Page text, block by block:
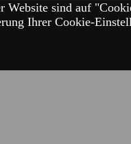
sind auf
Ihrer Cookie-